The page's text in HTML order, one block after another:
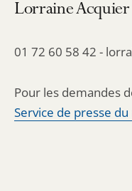
Lorraine Acquier
01 72 60 58 42 -
Pour les demandes
Service de presse